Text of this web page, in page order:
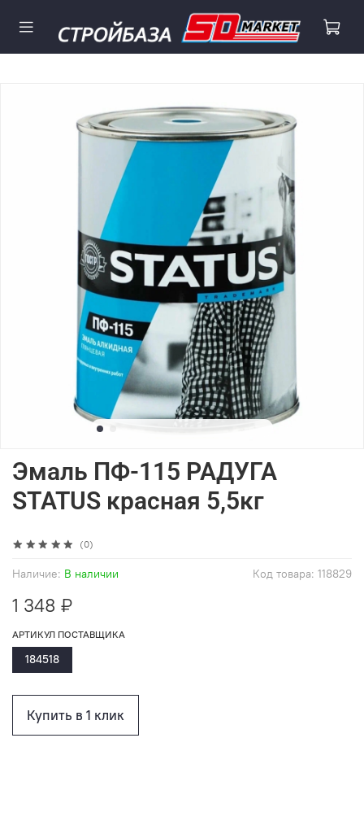
(0)
Код товара: 118829
Наличие: В наличии
Эмаль ПФ-115 РАДУГА
STATUS красная 5,5кг
1 348 ₽
Купить в 1 клик
АРТИКУЛ ПОСТАВЩИКА
184518